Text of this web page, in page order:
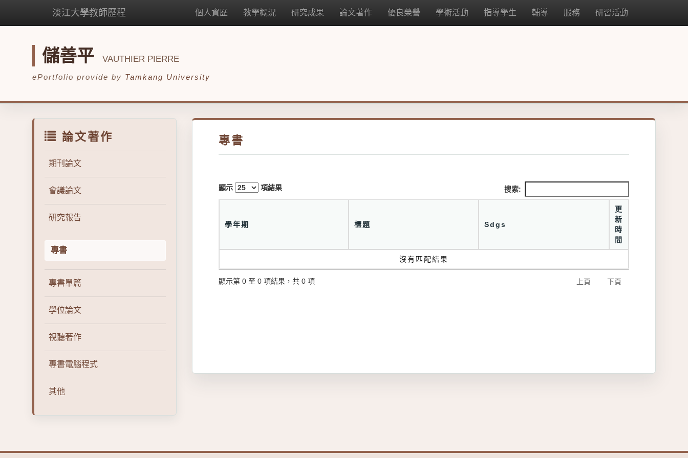
淡江大學教師歷程 個人資歷 教學概況 研究成果 論文著作 優良榮譽 學術活動 指導學生 輔導 服務 研習活動
儲善平 VAUTHIER PIERRE
ePortfolio provide by Tamkang University
論文著作
期刊論文
會議論文
研究報告
專書
專書單篇
學位論文
視聽著作
專書電腦程式
其他
專書
顯示 項結果 搜索:
學年期 標題 Sdgs
更
新
時
間
沒有匹配結果
顯示第 0 至 0 項結果，共 0 項 上頁 下頁